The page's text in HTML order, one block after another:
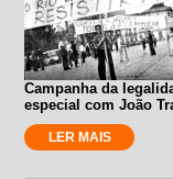
Campanha da
especial com João
LER MAIS